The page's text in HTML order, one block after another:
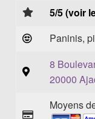
5/5 (voir
Paninis,
8
20000
Moyens